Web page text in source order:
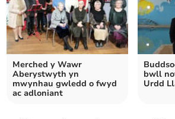
Merched y Wawr
Aberystwyth yn
mwynhau gwledd o fwyd
ac adloniant
bwll
Urdd